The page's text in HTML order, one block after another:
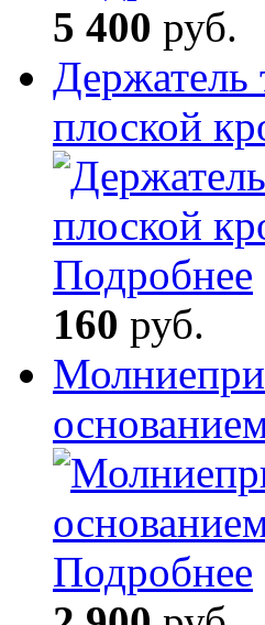
5 400 руб.
Держатель
плоской
Подробнее
160 руб.
Подробнее